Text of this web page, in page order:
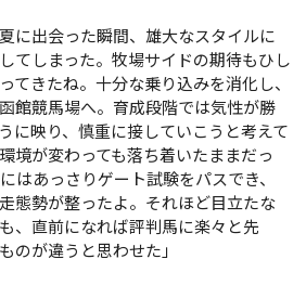
夏に出会った瞬間、雄大なスタイルに
てしまった。牧場サイドの期待もひし
てきたね。十分な乗り込みを消化し、
館競馬場へ。育成段階では気性が勝
に映り、慎重に接していこうと考えて
境が変わっても落ち着いたままだっ
はあっさりゲート試験をパスでき、
態勢が整ったよ。それほど目立たな
、直前になれば評判馬に楽々と先
のが違うと思わせた」